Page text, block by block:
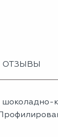
ОТЗЫВЫ